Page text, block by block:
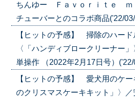
ちんゆー Ｆａｖｏｒｉｔｅ ｍ
チューバーとのコラボ商品('22/
【ヒットの予感】 掃除のハー
〈「ハンディブロークリーナー
単操作 （2022年2月17日号）
【ヒットの予感】 愛犬用のケー
のクリスマスケーキキット」〉